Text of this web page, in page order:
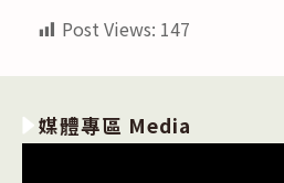
Post Views: 147
媒體專區 Media